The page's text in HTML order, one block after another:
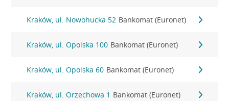
Kraków, ul. Nowohucka 52 Bankomat (Euronet)
Kraków, ul. Opolska 100 Bankomat (Euronet)
Kraków, ul. Opolska 60 Bankomat (Euronet)
Kraków, ul. Orzechowa 1 Bankomat (Euronet)